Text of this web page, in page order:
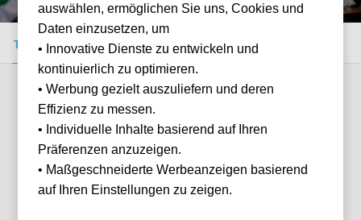
Tickets kaufen Event-Info FAQ
Verfügbare Kategorien (2)
auswählen, ermöglichen Sie uns, Cookies und
Daten einzusetzen, um
• Innovative Dienste zu entwickeln und
kontinuierlich zu optimieren.
• Werbung gezielt auszuliefern und deren
Effizienz zu messen.
• Individuelle Inhalte basierend auf Ihren
Präferenzen anzuzeigen.
• Maßgeschneiderte Werbeanzeigen basierend
auf Ihren Einstellungen zu zeigen.